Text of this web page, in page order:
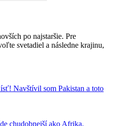
po najstaršie. Pre
svetadiel a následne krajinu,
Navštívil som Pakistan a toto
chudobnejší ako Afrika.